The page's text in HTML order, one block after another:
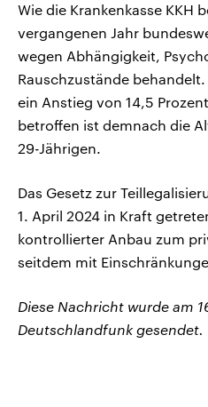
Wie die Krankenkasse KKH
vergangenen Jahr
wegen Abhängigkeit,
Rauschzustände
ein Anstieg von 14,5
betroffen ist demnach die
29-Jährigen.
Das Gesetz zur
1. April 2024 in Kraft
kontrollierter Anbau zum
seitdem mit
Diese Nachricht wurde am
Deutschlandfunk gesendet.